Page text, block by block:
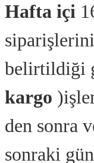
Hafta içi
belirtildiği
kargo
den sonra
sonraki